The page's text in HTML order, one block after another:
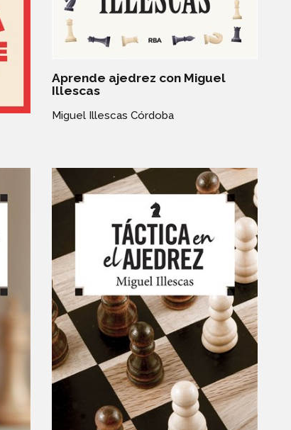
Aprende ajedrez con Miguel
Illescas
Miguel Illescas Córdoba